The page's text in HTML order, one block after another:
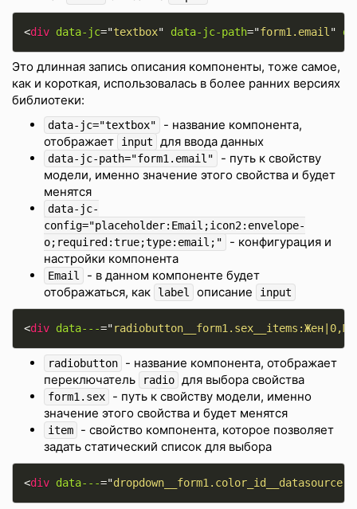
<div data-jc="textbox" data-jc-path="form1.email"
Это длинная запись описания компоненты, тоже самое,
как и короткая, использовалась в более ранних версиях
библиотеки:
data-jc="textbox"
- название компонента,
отображает
input для ввода данных
data-jc-path="form1.email"
- путь к свойству
модели, именно значение этого свойства и будет
менятся
data-jc-
config="placeholder:Email;icon2:envelope-
o;required:true;type:email;"
- конфигурация и
настройки компонента
Email
- в данном компоненте будет
отображаться, как
label описание input
<div data---="
radiobutton
- название компонента, отображает
переключатель
radio для выбора свойства
form1.sex
- путь к свойству модели, именно
значение этого свойства и будет менятся
item
- свойство компонента, которое позволяет
задать статический список для выбора
<div data---="